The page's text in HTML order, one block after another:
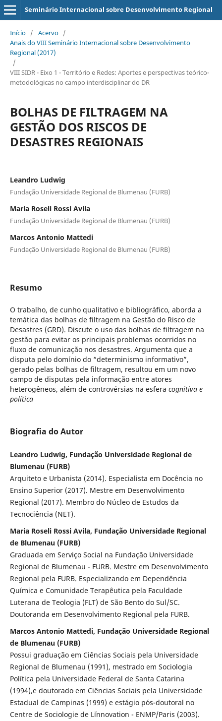
Seminário Internacional sobre Desenvolvimento Regional
Início / Acervo /
Anais do VIII Seminário Internacional sobre Desenvolvimento
Regional (2017)
/
VIII SIDR - Eixo 1 - Território e Redes: Aportes e perspectivas teórico-
metodológicas no campo interdisciplinar do DR
BOLHAS DE FILTRAGEM NA
GESTÃO DOS RISCOS DE
DESASTRES REGIONAIS
Leandro Ludwig
Fundação Universidade Regional de Blumenau (FURB)
Maria Roseli Rossi Avila
Fundação Universidade Regional de Blumenau (FURB)
Marcos Antonio Mattedi
Fundação Universidade Regional de Blumenau (FURB)
Resumo
O trabalho, de cunho qualitativo e bibliográfico, aborda a
temática das bolhas de filtragem na Gestão do Risco de
Desastres (GRD). Discute o uso das bolhas de filtragem na
gestão para evitar os principais problemas ocorridos no
fluxo de comunicação nos desastres. Argumenta que a
disputa pelo domínio do “determinismo informativo”,
gerado pelas bolhas de filtragem, resultou em um novo
campo de disputas pela informação entre atores
heterogêneos, além de controvérsias na esfera cognitiva e
política
Biografia do Autor
Leandro Ludwig, Fundação Universidade Regional de
Blumenau (FURB)
Arquiteto e Urbanista (2014). Especialista em Docência no
Ensino Superior (2017). Mestre em Desenvolvimento
Regional (2017). Membro do Núcleo de Estudos da
Tecnociência (NET).
Maria Roseli Rossi Avila, Fundação Universidade Regional
de Blumenau (FURB)
Graduada em Serviço Social na Fundação Universidade
Regional de Blumenau - FURB. Mestre em Desenvolvimento
Regional pela FURB. Especializando em Dependência
Química e Comunidade Terapêutica pela Faculdade
Luterana de Teologia (FLT) de São Bento do Sul/SC.
Doutoranda em Desenvolvimento Regional pela FURB.
Marcos Antonio Mattedi, Fundação Universidade Regional
de Blumenau (FURB)
Possui graduação em Ciências Sociais pela Universidade
Regional de Blumenau (1991), mestrado em Sociologia
Política pela Universidade Federal de Santa Catarina
(1994),e doutorado em Ciências Sociais pela Universidade
Estadual de Campinas (1999) e estágio pós-doutoral no
Centre de Sociologie de L´innovation - ENMP/Paris (2003).